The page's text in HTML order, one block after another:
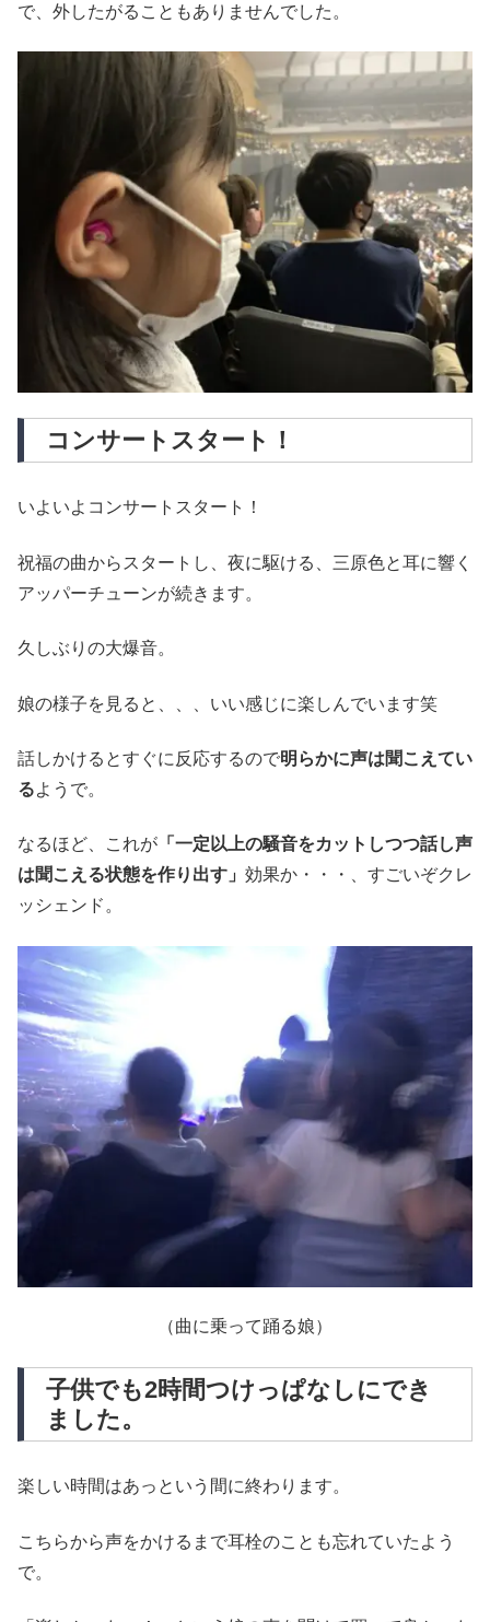
で、外したがることもありませんでした。
コンサートスタート！
いよいよコンサートスタート！
祝福の曲からスタートし、夜に駆ける、三原色と耳に響く
アッパーチューンが続きます。
久しぶりの大爆音。
娘の様子を見ると、、、いい感じに楽しんでいます笑
話しかけるとすぐに反応するので明らかに声は聞こえてい
るようで。
なるほど、これが 「一定以上の騒音をカットしつつ話し声
は聞こえる状態を作り出す」 効果か・・・、すごいぞクレ
ッシェンド。
（曲に乗って踊る娘）
子供でも2時間つけっぱなしにでき
ました。
楽しい時間はあっという間に終わります。
こちらから声をかけるまで耳栓のことも忘れていたよう
で。